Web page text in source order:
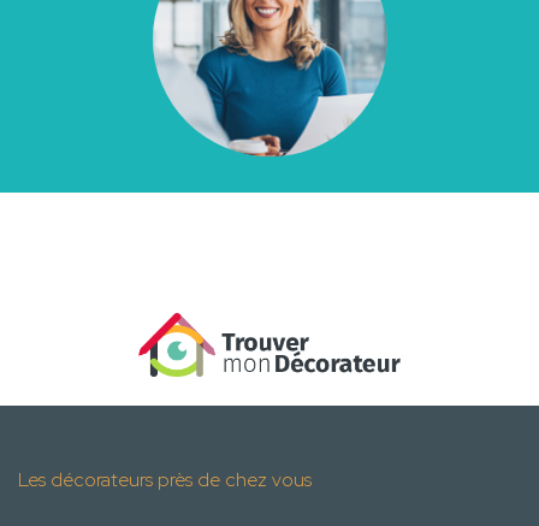
Les décorateurs près de chez vous